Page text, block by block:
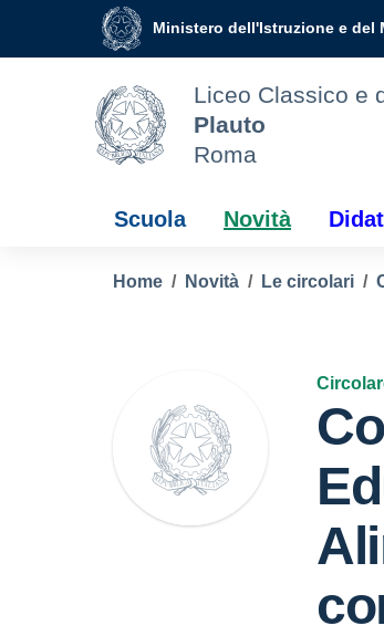
Vai ai contenuti
Vai al menu di navigazione
Ministero dell'Istruzione e del
Liceo Classico e
Plauto
Roma
Scuola Novità
Home Novità Le circolari